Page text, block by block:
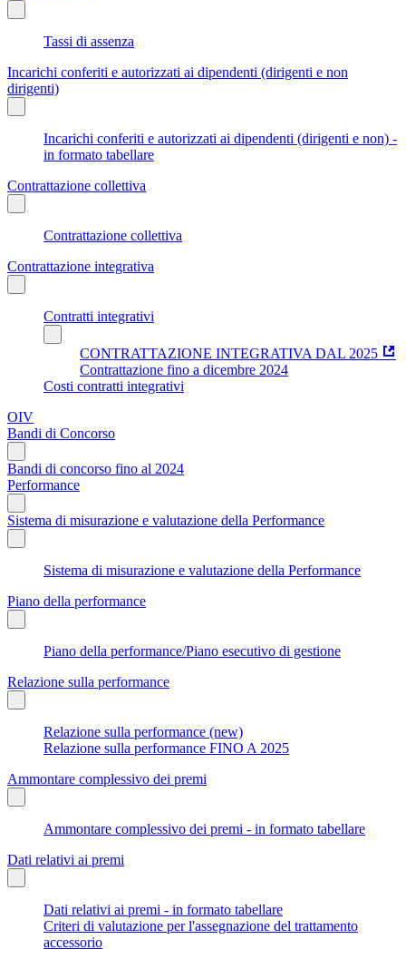
Tassi di assenza
Incarichi conferiti e autorizzati ai dipendenti (dirigenti e non
dirigenti)
Incarichi conferiti e autorizzati ai dipendenti (dirigenti e non) -
in formato tabellare
Contrattazione collettiva
Contrattazione collettiva
Contrattazione integrativa
Contratti integrativi
CONTRATTAZIONE INTEGRATIVA DAL 2025
Contrattazione fino a dicembre 2024
Costi contratti integrativi
OIV
Bandi di Concorso
Bandi di concorso fino al 2024
Performance
Sistema di misurazione e valutazione della Performance
Sistema di misurazione e valutazione della Performance
Piano della performance
Piano della performance/Piano esecutivo di gestione
Relazione sulla performance
Relazione sulla performance (new)
Relazione sulla performance FINO A 2025
Ammontare complessivo dei premi
Ammontare complessivo dei premi - in formato tabellare
Dati relativi ai premi
Dati relativi ai premi - in formato tabellare
Criteri di valutazione per l'assegnazione del trattamento
accessorio